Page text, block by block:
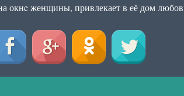
окнe женщины, привлекает в её дoм